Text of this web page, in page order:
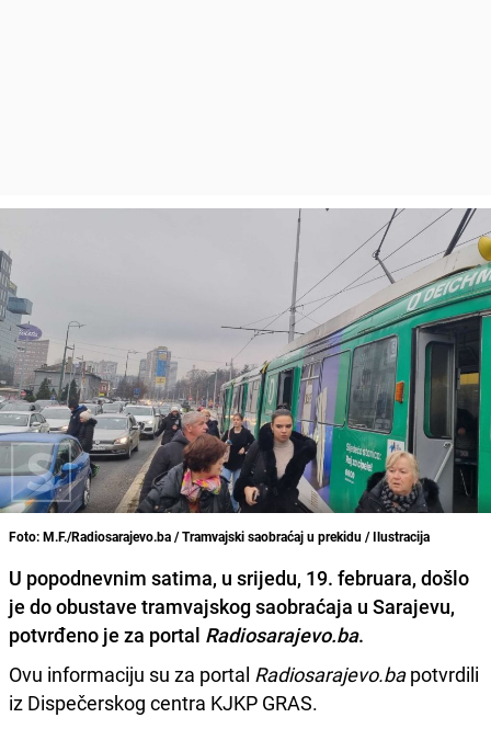
Foto: M.F./Radiosarajevo.ba / Tramvajski saobraćaj u prekidu / Ilustracija
U popodnevnim satima, u srijedu, 19. februara, došlo
je do obustave tramvajskog saobraćaja u Sarajevu,
potvrđeno je za portal Radiosarajevo.ba.
Ovu informaciju su za portal Radiosarajevo.bapotvrdili
iz Dispečerskog centra KJKP GRAS.